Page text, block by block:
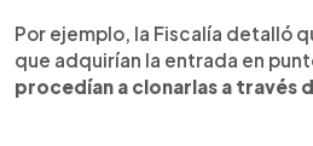
Por ejemplo, la Fiscalía detalló
que adquirían la entrada en
procedían a clonarlas a través